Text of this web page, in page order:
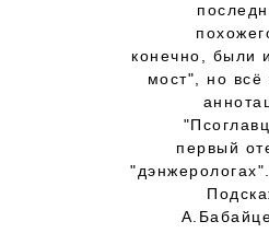
конечно, были
мост", но
первый